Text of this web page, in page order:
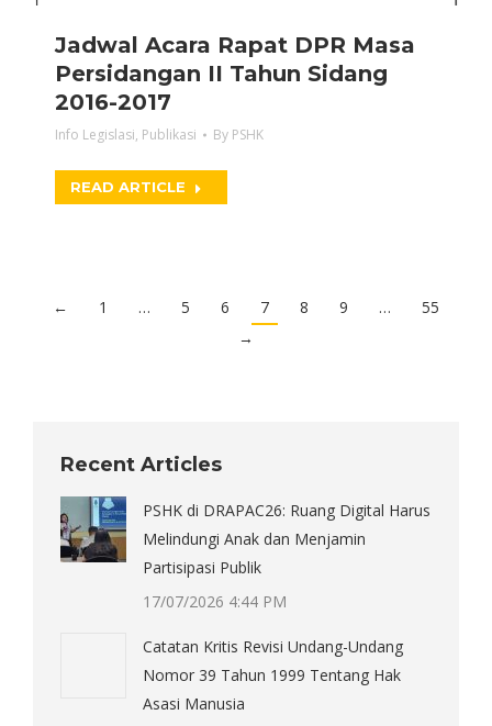
Jadwal Acara Rapat DPR Masa
Persidangan II Tahun Sidang
2016-2017
Info Legislasi, Publikasi By PSHK
READ ARTICLE
← 1 … 5 6 7 8 9 …
55
→
Recent Articles
PSHK di DRAPAC26: Ruang Digital Harus
Melindungi Anak dan Menjamin
Partisipasi Publik
17/07/2026 4:44 PM
Catatan Kritis Revisi Undang-Undang
Nomor 39 Tahun 1999 Tentang Hak
Asasi Manusia